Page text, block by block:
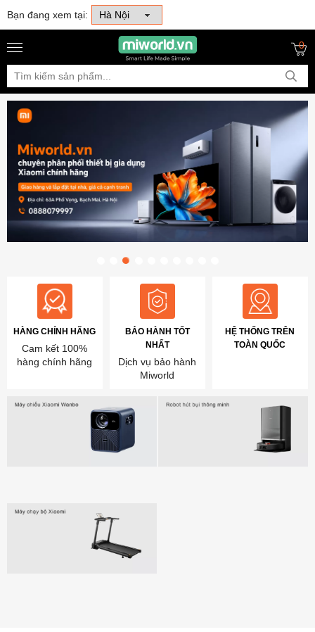
Bạn đang xem tại:
0
HÀNG CHÍNH HÃNG
Cam kết 100%
hàng chính hãng
BẢO HÀNH TỐT
NHẤT
Dịch vụ bảo hành
Miworld
HỆ THỐNG TRÊN
TOÀN QUỐC